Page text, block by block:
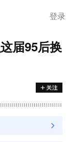
登录
届95后换